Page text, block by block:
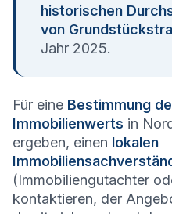
historischen
von
Jahr 2025.
Für eine Bestimmung
Immobilienwerts in
ergeben, einen lokalen
(Immobiliengutachter
kontaktieren, der